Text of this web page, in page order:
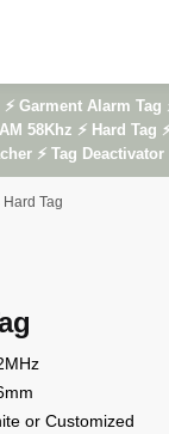
Garment Alarm Tag
58Khz ⚡ Hard Tag
⚡ Tag Deactivator
Hard Tag
or Customized